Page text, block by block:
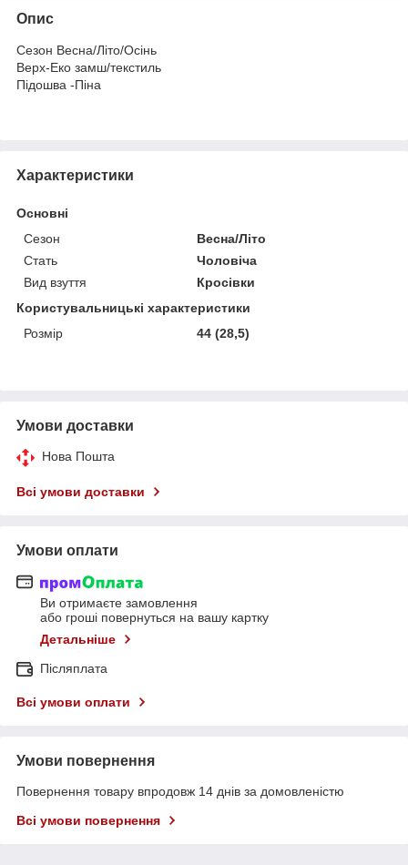
Опис
Сезон Весна/Літо/Осінь
Верх-Еко замш/текстиль
Підошва -Піна
Характеристики
Основні
Сезон
Весна/Літо
Стать
Чоловіча
Вид взуття
Кросівки
Користувальницькі характеристики
Розмір
44 (28,5)
Умови доставки
Нова Пошта
Всі умови доставки
Умови оплати
Ви отримаєте замовлення
або гроші повернуться на вашу картку
Детальніше
Післяплата
Всі умови оплати
Умови повернення
Повернення товару впродовж 14 днів за домовленістю
Всі умови повернення